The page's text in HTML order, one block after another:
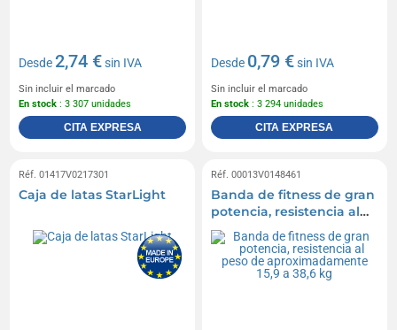
Desde2,74 €sin IVA
Sin incluir el marcado
En stock : 3 307 unidades
CITA EXPRESA
Desde 0,79 €sin IVA
Sin incluir el marcado
En stock : 3 294 unidades
CITA EXPRESA
Réf. 01417V0217301
Caja de latas StarLight
Réf. 00013V0148461
Banda de fitness de gran
potencia, resistencia al
peso de
aproximadamente 15,9 a
38,6 kg